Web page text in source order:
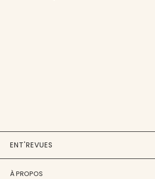
ENT'REVUES
À PROPOS